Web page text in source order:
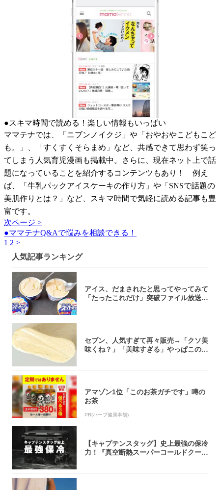
●スキマ時間で読める！楽しい情報もいっぱい
ママテナでは、「ニブンノイクジ」や「おやおやこどもこど
も。」、「すくすくそらまめ」など、共感できて思わず笑っ
てしまう人気育児漫画も掲載中。さらに、現在ネット上で話
題になっていることを紹介するコンテンツもあり！ 例え
ば、「牛乳パックアイスケーキの作り方」や「SNSで話題の
美肌作りとは？」など、スキマ時間で気軽に読める記事も豊
富です。
次ページ >
●ママテナQ&Aで悩みを相談できる！
1 2 >
人気記事ランキング
アイス、だまされたと思ってやってみて
「たったこれだけ」突破ファイル放送で
セブン、人気すぎて再々販売→「クソ美
味くね？」「美味すぎる」やっぱこのク
アマゾン1位「このお茶ガチです」噂の
お茶
PR(ハーブ健康本舗)
【キャプテンスタッグ】史上最強の保冷
力！『真空断熱スーパーコールドクーラ